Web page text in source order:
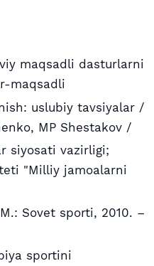
maqsadli dasturlarni
maqsadli
uslubiy tavsiyalar /
MP Shestakov /
siyosati vazirligi;
"Milliy jamoalarni
Sovet sporti, 2010. –
sportini